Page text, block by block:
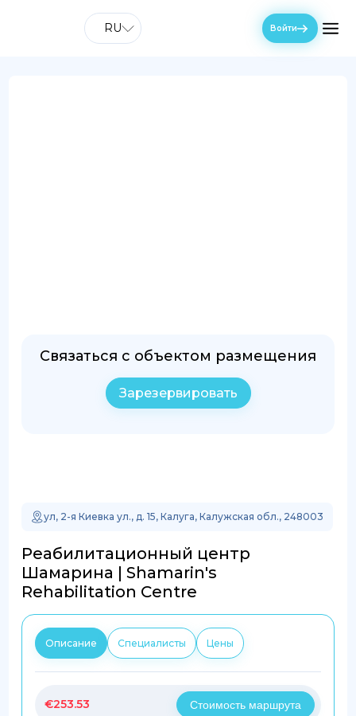
RU Войти
Связаться с объектом размещения
Зарезервировать
ул, 2-я Киевка ул., д. 15, Калуга, Калужская обл., 248003
Реабилитационный центр
Шамарина | Shamarin's
Rehabilitation Centre
Описание Специалисты Цены
€253.53 Стоимость маршрута